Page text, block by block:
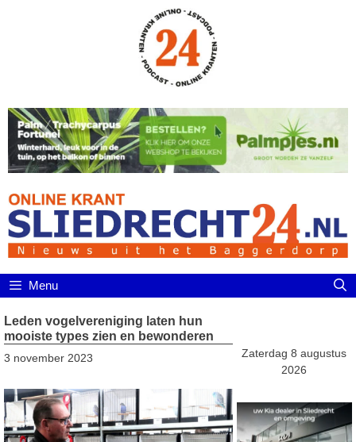
Menu
Leden vogelvereniging laten hun
mooiste types zien en bewonderen
3 november 2023
Zaterdag 8 augustus
2026